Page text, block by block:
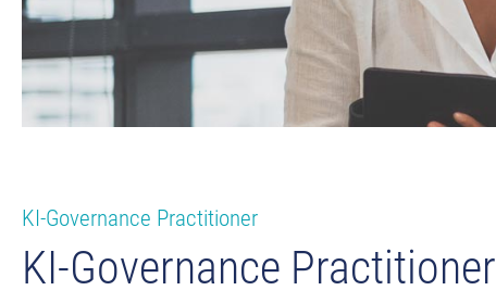
KI-Governance Practitioner
KI-Governance Practitioner